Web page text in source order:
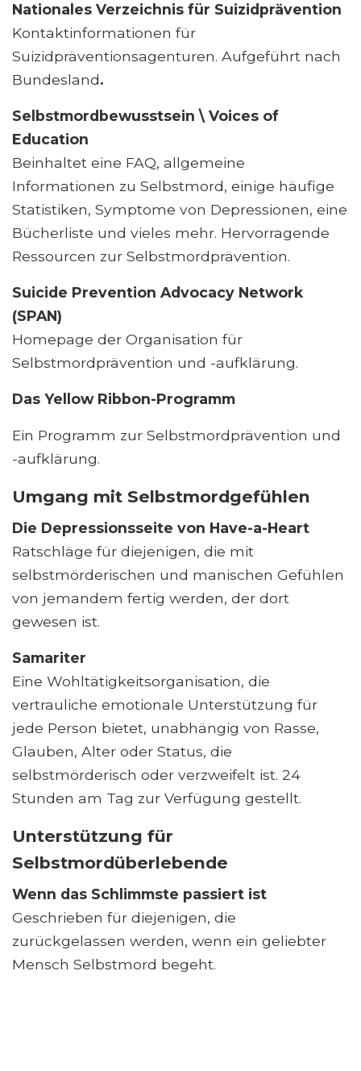
Nationales Verzeichnis für Suizidprävention
Kontaktinformationen für
Suizidpräventionsagenturen. Aufgeführt nach
Bundesland.
Selbstmordbewusstsein \ Voices of
Education
Beinhaltet eine FAQ, allgemeine
Informationen zu Selbstmord, einige häufige
Statistiken, Symptome von Depressionen, eine
Bücherliste und vieles mehr. Hervorragende
Ressourcen zur Selbstmordprävention.
Suicide Prevention Advocacy Network
(SPAN)
Homepage der Organisation für
Selbstmordprävention und -aufklärung.
Das Yellow Ribbon-Programm
Ein Programm zur Selbstmordprävention und
-aufklärung.
Umgang mit Selbstmordgefühlen
Die Depressionsseite von Have-a-Heart
Ratschläge für diejenigen, die mit
selbstmörderischen und manischen Gefühlen
von jemandem fertig werden, der dort
gewesen ist.
Samariter
Eine Wohltätigkeitsorganisation, die
vertrauliche emotionale Unterstützung für
jede Person bietet, unabhängig von Rasse,
Glauben, Alter oder Status, die
selbstmörderisch oder verzweifelt ist. 24
Stunden am Tag zur Verfügung gestellt.
Unterstützung für
Selbstmordüberlebende
Wenn das Schlimmste passiert ist
Geschrieben für diejenigen, die
zurückgelassen werden, wenn ein geliebter
Mensch Selbstmord begeht.